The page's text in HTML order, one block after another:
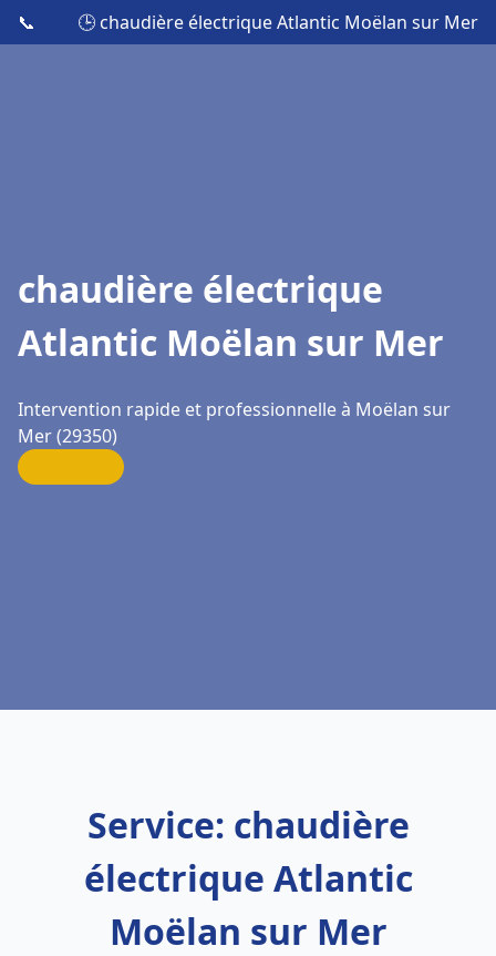
📞 🕒 chaudière électrique Atlantic Moëlan sur Mer
chaudière électrique
Atlantic Moëlan sur Mer
Intervention rapide et professionnelle à Moëlan sur
Mer (29350)
Service: chaudière
électrique Atlantic
Moëlan sur Mer